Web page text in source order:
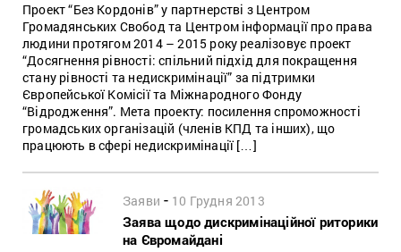
Проект “Без Кордонів” у партнерстві з Центром
Громадянських Свобод та Центром інформації про права
людини протягом 2014 – 2015 року реалізовує проект
“Досягнення рівності: спільний підхід для покращення
стану рівності та недискримінації” за підтримки
Європейської Комісії та Міжнародного Фонду
“Відродження”. Мета проекту: посилення спроможності
громадських організацій (членів КПД та інших), що
працюють в сфері недискримінації […]
Заяви - 10 Грудня 2013
Заява щодо дискримінаційної риторики
на Євромайдані